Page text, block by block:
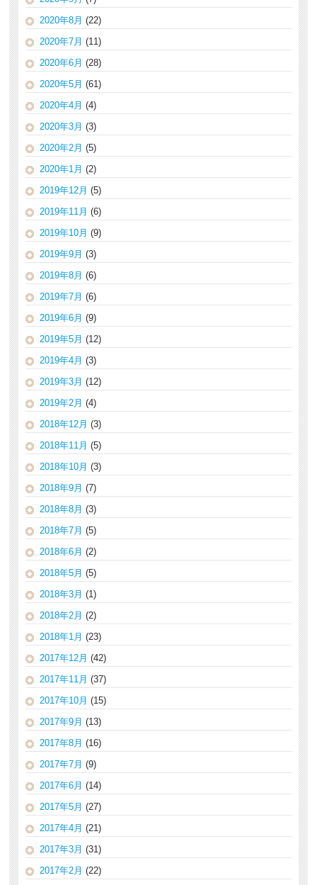
2020年8月 (22)
2020年7月 (11)
2020年6月 (28)
2020年5月 (61)
2020年4月 (4)
2020年3月 (3)
2020年2月 (5)
2020年1月 (2)
2019年12月 (5)
2019年11月 (6)
2019年10月 (9)
2019年9月 (3)
2019年8月 (6)
2019年7月 (6)
2019年6月 (9)
2019年5月 (12)
2019年4月 (3)
2019年3月 (12)
2019年2月 (4)
2018年12月 (3)
2018年11月 (5)
2018年10月 (3)
2018年9月 (7)
2018年8月 (3)
2018年7月 (5)
2018年6月 (2)
2018年5月 (5)
2018年3月 (1)
2018年2月 (2)
2018年1月 (23)
2017年12月 (42)
2017年11月 (37)
2017年10月 (15)
2017年9月 (13)
2017年8月 (16)
2017年7月 (9)
2017年6月 (14)
2017年5月 (27)
2017年4月 (21)
2017年3月 (31)
2017年2月 (22)